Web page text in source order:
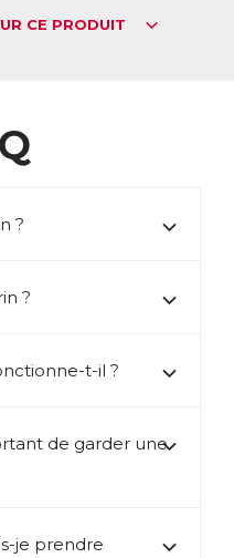
CE PRODUIT
?
?
t-il ?
de garder une
je prendre